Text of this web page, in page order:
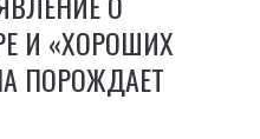
И «ХОРОШИХ
ПОРОЖДАЕТ